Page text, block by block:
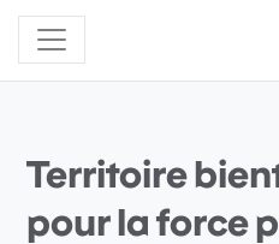
Territoire
pour la force